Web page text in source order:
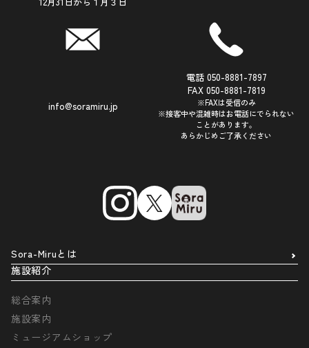
info@soramiru.jp
電話 050-8881-7897
FAX 050-8881-7819
※FAXは受信のみ
※接客中や混雑時はお電話にでられない
ことがあります。
あらかじめご了承ください
Sora-Miruとは
施設紹介
総合案内
施設案内
ミュージアムショップ